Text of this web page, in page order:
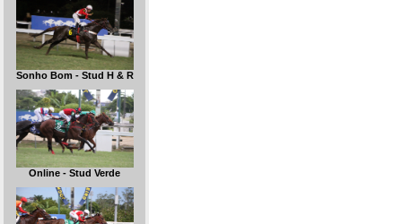
Sonho Bom - Stud H & R
Online - Stud Verde